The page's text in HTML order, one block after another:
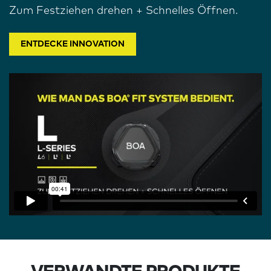
Zum Festziehen drehen + Schnelles Öffnen.
ENTDECKE INNOVATION